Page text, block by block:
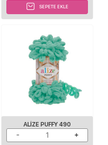
SEPETE EKLE
ALIZE PUFFY 490